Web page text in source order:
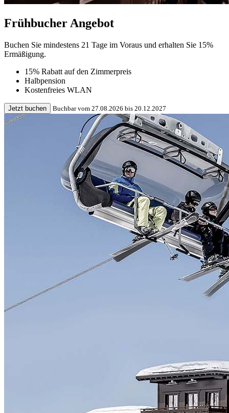
Frühbucher Angebot
Buchen Sie mindestens 21 Tage im Voraus und erhalten Sie 15%
Ermäßigung.
15% Rabatt auf den Zimmerpreis
Halbpension
Kostenfreies WLAN
Jetzt buchen Buchbar vom 27.08.2026 bis 20.12.2027